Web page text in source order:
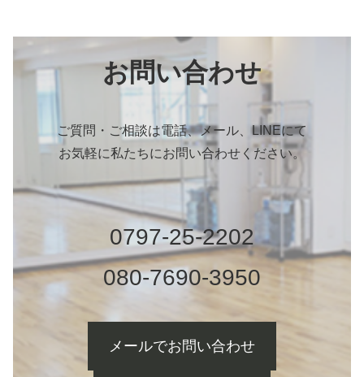
お問い合わせ
ご質問・ご相談は電話、メール、LINEにて
お気軽に私たちにお問い合わせください。
0797-25-2202
080-7690-3950
メールでお問い合わせ